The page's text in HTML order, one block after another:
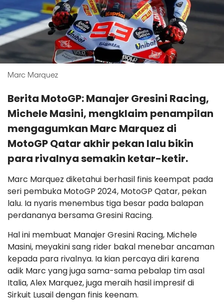
Marc Marquez
Berita MotoGP: Manajer Gresini Racing,
Michele Masini, mengklaim penampilan
mengagumkan Marc Marquez di
MotoGP Qatar akhir pekan lalu bikin
para rivalnya semakin ketar-ketir.
Marc Marquez diketahui berhasil finis keempat pada
seri pembuka MotoGP 2024, MotoGP Qatar, pekan
lalu. Ia nyaris menembus tiga besar pada balapan
perdananya bersama Gresini Racing.
Hal ini membuat Manajer Gresini Racing, Michele
Masini, meyakini sang rider bakal menebar ancaman
kepada para rivalnya. Ia kian percaya diri karena
adik Marc yang juga sama-sama pebalap tim asal
Italia, Alex Marquez, juga meraih hasil impresif di
Sirkuit Lusail dengan finis keenam.